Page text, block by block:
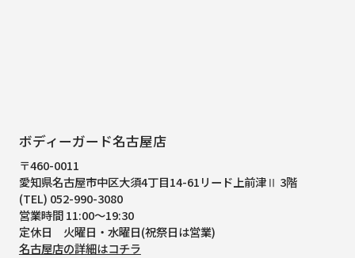
ボディーガード名古屋店
〒460-0011
愛知県名古屋市中区大須4丁目14-61リード上前津Ⅱ 3階
(TEL) 052-990-3080
営業時間 11:00～19:30
定休日 火曜日・水曜日(祝祭日は営業)
名古屋店の詳細はコチラ